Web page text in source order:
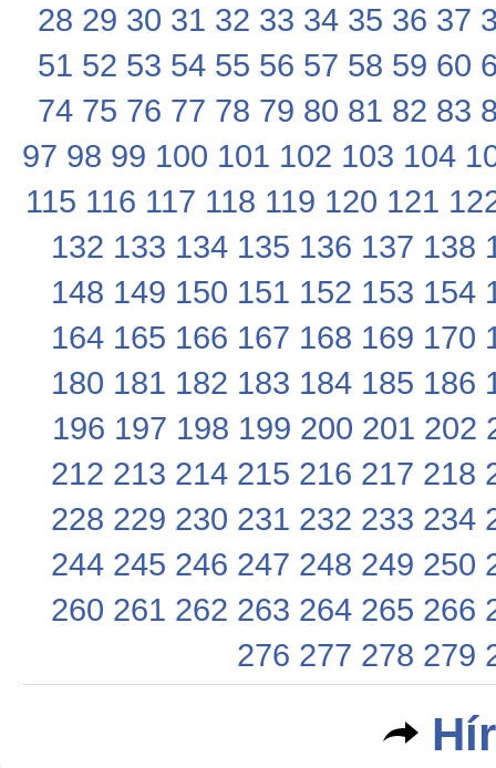
28 29 30 31 32 33 34 35 36 37
51 52 53 54 55 56 57 58 59 60
74 75 76 77 78 79 80 81 82 83
97 98 99 100 101 102 103 104
115 116 117 118 119 120 121
132 133 134 135 136 137 138
148 149 150 151 152 153 154
164 165 166 167 168 169 170
180 181 182 183 184 185 186
196 197 198 199 200 201 202
212 213 214 215 216 217 218
228 229 230 231 232 233 234
244 245 246 247 248 249 250
260 261 262 263 264 265 266
276 277 278 279